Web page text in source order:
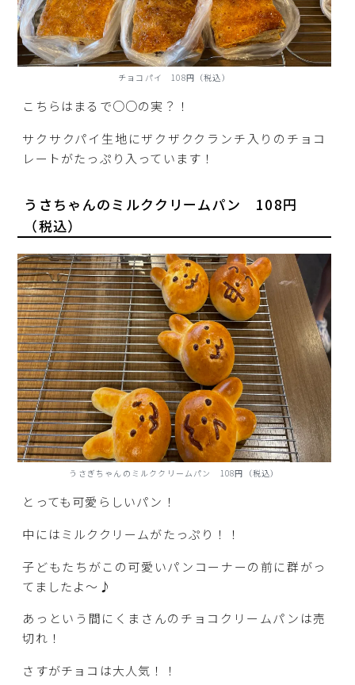
チョコパイ 108円（税込）
こちらはまるで○○の実？！
サクサクパイ生地にザクザククランチ入りのチョコ
レートがたっぷり入っています！
うさちゃんのミルククリームパン 108円
（税込）
うさぎちゃんのミルククリームパン 108円（税込）
とっても可愛らしいパン！
中にはミルククリームがたっぷり！！
子どもたちがこの可愛いパンコーナーの前に群がっ
てましたよ～♪
あっという間にくまさんのチョコクリームパンは売
切れ！
さすがチョコは大人気！！